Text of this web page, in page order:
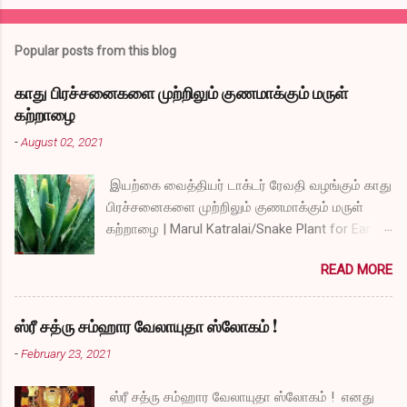
Popular posts from this blog
காது பிரச்சனைகளை முற்றிலும் குணமாக்கும் மருள்
கற்றாழை
-August 02, 2021
இயற்கை வைத்தியர் டாக்டர் ரேவதி வழங்கும் காது
பிரச்சனைகளை முற்றிலும் குணமாக்கும் மருள்
கற்றாழை | Marul Katralai/Snake Plant for Ear
READ MORE
ஸ்ரீ சத்ரு சம்ஹார வேலாயுதா ஸ்லோகம் !
-February 23, 2021
ஸ்ரீ சத்ரு சம்ஹார வேலாயுதா ஸ்லோகம் ! எனது